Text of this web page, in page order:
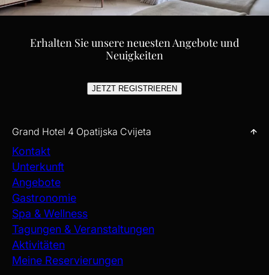
Erhalten Sie unsere neuesten Angebote und
Neuigkeiten
JETZT REGISTRIEREN
Grand Hotel 4 Opatijska Cvijeta
Kontakt
Unterkunft
Angebote
Gastronomie
Spa & Wellness
Tagungen & Veranstaltungen
Aktivitäten
Meine Reservierungen